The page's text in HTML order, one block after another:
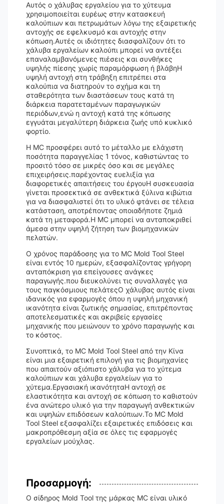
Αυτός ο χάλυβας εργαλείου για το χύτευμα
χρησιμοποιείται ευρέως στην κατασκευή
καλούπιων και πετρωμάτων λόγω της εξαιρετικής
αντοχής σε εφελκυσμό και αντοχής στην
κόπωση.Αυτές οι ιδιότητες διασφαλίζουν ότι το
χάλυβα εργαλείων καλούπι μπορεί να αντέξει
επαναλαμβανόμενες πιέσεις και συνθήκες
υψηλής πίεσης χωρίς παραμόρφωση ή βλάβηΗ
υψηλή αντοχή στη τράβηξη επιτρέπει στα
καλούπια να διατηρούν το σχήμα και τη
σταθερότητα των διαστάσεων τους κατά τη
διάρκεια παρατεταμένων παραγωγικών
περιόδων,ενώ η αντοχή κατά της κόπωσης
εγγυάται μεγαλύτερη διάρκεια ζωής υπό κυκλικό
φορτίο.
Η MC προσφέρει αυτό το μέταλλο με ελάχιστη
ποσότητα παραγγελίας 1 τόνος, καθιστώντας το
προσιτό τόσο σε μικρές όσο και σε μεγάλες
επιχειρήσεις.παρέχοντας ευελιξία για
διαφορετικές απαιτήσεις του έργουΗ συσκευασία
γίνεται προσεκτικά σε ανθεκτικά ξύλινα κιβώτια
για να διασφαλιστεί ότι το υλικό φτάνει σε τέλεια
κατάσταση, αποτρέποντας οποιαδήποτε ζημιά
κατά τη μεταφορά.Η MC μπορεί να ανταποκριθεί
άμεσα στην υψηλή ζήτηση των βιομηχανικών
πελατών.
Ο χρόνος παράδοσης για το MC Mold Tool Steel
είναι εντός 10 ημερών, εξασφαλίζοντας γρήγορη
ανταπόκριση για επείγουσες ανάγκες
παραγωγής.που διευκολύνει τις συναλλαγές για
τους παγκόσμιους πελάτεςΟ χάλυβας αυτός είναι
ιδανικός για εφαρμογές όπου η υψηλή μηχανική
ικανότητα είναι ζωτικής σημασίας, επιτρέποντας
αποτελεσματικές και ακριβείς εργασίες
μηχανικής που μειώνουν το χρόνο παραγωγής και
το κόστος.
Συνοπτικά, το MC Mold Tool Steel από την Κίνα
είναι μια εξαιρετική επιλογή για τις βιομηχανίες
που απαιτούν αξιόπιστο χάλυβα για το χύτεμα
καλούπιων και χάλυβα εργαλείων για το
χύτεμα.Εργασιακή ικανότηταΗ αντοχή σε
ελαστικότητα και αντοχή σε κόπωση το καθιστούν
ένα ανώτερο υλικό για την παραγωγή ανθεκτικών
και υψηλών επιδόσεων καλούπιων.Το MC Mold
Tool Steel εξασφαλίζει εξαιρετικές επιδόσεις και
μακροπρόθεσμη αξία σε όλες τις εφαρμογές
εργαλείων μούχλας.
Προσαρμογή:
Ο σίδηρος Mold Tool της μάρκας MC είναι υλικό